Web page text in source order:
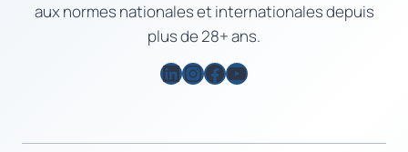
aux normes nationales et internationales depuis
plus de 28+ ans.
LinkedIn
Instagram
Facebook
YouTube